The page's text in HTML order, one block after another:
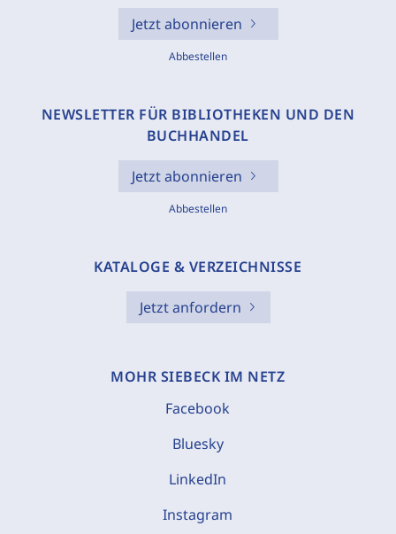
Jetzt abonnieren
Abbestellen
NEWSLETTER FÜR BIBLIOTHEKEN UND DEN
BUCHHANDEL
Jetzt abonnieren
Abbestellen
KATALOGE & VERZEICHNISSE
Jetzt anfordern
MOHR SIEBECK IM NETZ
Facebook
Bluesky
LinkedIn
Instagram